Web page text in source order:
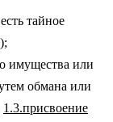
тайное
имущества или
обмана или
1.3.присвоение